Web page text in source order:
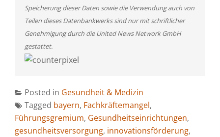
Speicherung dieser Daten sowie die Verwendung auch von
Teilen dieses Datenbankwerks sind nur mit schriftlicher
Genehmigung durch die United News Network GmbH
gestattet.
Posted in Gesundheit & Medizin
Tagged bayern, Fachkräftemangel,
Führungsgremium, Gesundheitseinrichtungen,
gesundheitsversorgung, innovationsförderung,